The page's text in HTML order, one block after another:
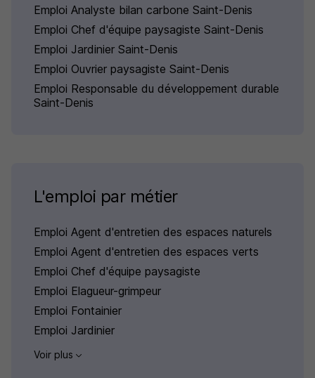
Emploi Analyste bilan carbone Saint-Denis
Emploi Chef d'équipe paysagiste Saint-Denis
Emploi Jardinier Saint-Denis
Emploi Ouvrier paysagiste Saint-Denis
Emploi Responsable du développement durable
Saint-Denis
L'emploi par métier
Emploi Agent d'entretien des espaces naturels
Emploi Agent d'entretien des espaces verts
Emploi Chef d'équipe paysagiste
Emploi Elagueur-grimpeur
Emploi Fontainier
Emploi Jardinier
Voir plus